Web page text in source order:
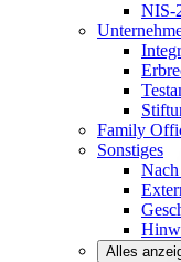
NIS-
Family
Sonstiges
Nach
Alles